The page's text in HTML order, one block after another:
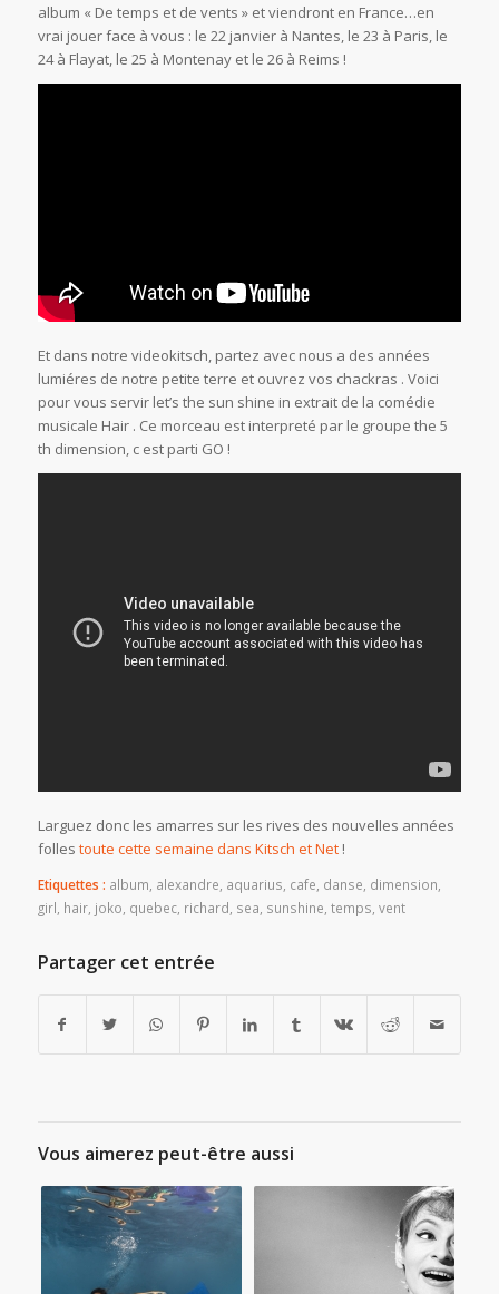
album « De temps et de vents » et viendront en France…en
vrai jouer face à vous : le 22 janvier à Nantes, le 23 à Paris, le
24 à Flayat, le 25 à Montenay et le 26 à Reims !
Et dans notre videokitsch, partez avec nous a des années
lumiéres de notre petite terre et ouvrez vos chackras . Voici
pour vous servir let’s the sun shine in extrait de la comédie
musicale Hair . Ce morceau est interpreté par le groupe the 5
th dimension, c est parti GO !
Larguez donc les amarres sur les rives des nouvelles années
folles toute cette semaine dans Kitsch et Net!
Etiquettes : album alexandre aquarius cafe danse dimension
girl hair, joko quebec, richard sea sunshine temps vent
Partager cet entrée
Vous aimerez peut-être aussi